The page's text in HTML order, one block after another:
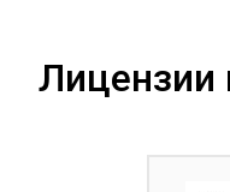
Лицензии